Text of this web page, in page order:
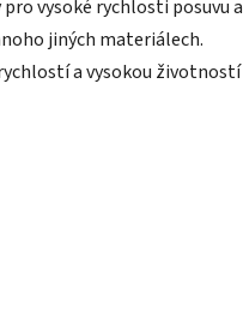
vysoké rychlosti posuvu a
jiných materiálech.
a vysokou životností